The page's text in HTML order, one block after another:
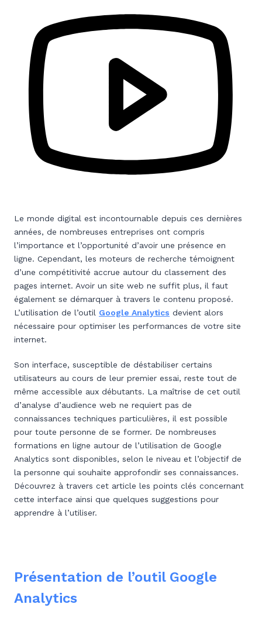
Le monde digital est incontournable depuis ces dernières
années, de nombreuses entreprises ont compris
l’importance et l’opportunité d’avoir une présence en
ligne. Cependant, les moteurs de recherche témoignent
d’une compétitivité accrue autour du classement des
pages internet. Avoir un site web ne suffit plus, il faut
également se démarquer à travers le contenu proposé.
L’utilisation de l’outil Google Analytics devient alors
nécessaire pour optimiser les performances de votre site
internet.
Son interface, susceptible de déstabiliser certains
utilisateurs au cours de leur premier essai, reste tout de
même accessible aux débutants. La maîtrise de cet outil
d’analyse d’audience web ne requiert pas de
connaissances techniques particulières, il est possible
pour toute personne de se former. De nombreuses
formations en ligne autour de l’utilisation de Google
Analytics sont disponibles, selon le niveau et l’objectif de
la personne qui souhaite approfondir ses connaissances.
Découvrez à travers cet article les points clés concernant
cette interface ainsi que quelques suggestions pour
apprendre à l’utiliser.
Présentation de l’outil Google
Analytics